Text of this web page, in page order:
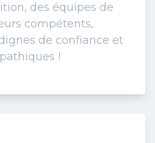
des équipes de
compétents,
de confiance et
!